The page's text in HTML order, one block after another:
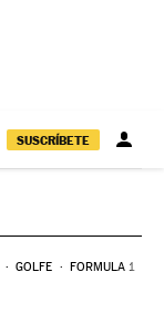
SUSCRÍBETE
GOLFE FORMULA 1